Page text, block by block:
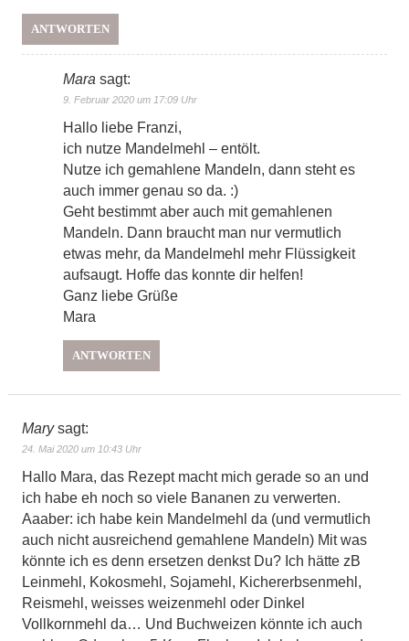
ANTWORTEN
Mara sagt:
9. Februar 2020 um 17:09 Uhr
Hallo liebe Franzi,
ich nutze Mandelmehl – entölt.
Nutze ich gemahlene Mandeln, dann steht es
auch immer genau so da. :)
Geht bestimmt aber auch mit gemahlenen
Mandeln. Dann braucht man nur vermutlich
etwas mehr, da Mandelmehl mehr Flüssigkeit
aufsaugt. Hoffe das konnte dir helfen!
Ganz liebe Grüße
Mara
ANTWORTEN
Mary sagt:
24. Mai 2020 um 10:43 Uhr
Hallo Mara, das Rezept macht mich gerade so an und
ich habe eh noch so viele Bananen zu verwerten.
Aaaber: ich habe kein Mandelmehl da (und vermutlich
auch nicht ausreichend gemahlene Mandeln) Mit was
könnte ich es denn ersetzen denkst Du? Ich hätte zB
Leinmehl, Kokosmehl, Sojamehl, Kichererbsenmehl,
Reismehl, weisses weizenmehl oder Dinkel
Vollkornmehl da… Und Buchweizen könnte ich auch